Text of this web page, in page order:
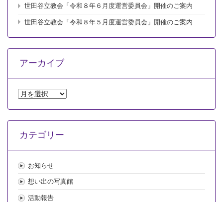
世田谷立教会「令和８年６月度運営委員会」開催のご案内
世田谷立教会「令和８年５月度運営委員会」開催のご案内
アーカイブ
ア
ブ
カテゴリー
お知らせ
想い出の写真館
活動報告